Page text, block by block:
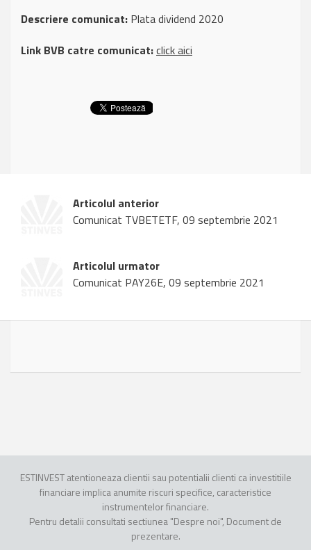
Descriere comunicat: Plata dividend 2020
Link BVB catre comunicat:click aici
Articolul anterior
Comunicat TVBETETF, 09 septembrie 2021
Articolul urmator
Comunicat PAY26E, 09 septembrie 2021
ESTINVEST atentioneaza clientii sau potentialii clienti ca investitiile
financiare implica anumite riscuri specifice, caracteristice
instrumentelor financiare.
Pentru detalii consultati sectiunea "Despre noi", Document de
prezentare.